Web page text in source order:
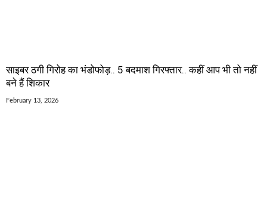
साइबर ठगी गिरोह का भंडोफोड़.. 5 बदमाश गिरफ्तार.. कहीं आप भी तो नहीं
बने हैं शिकार
February 13, 2026